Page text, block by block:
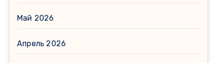
Май 2026
Апрель 2026